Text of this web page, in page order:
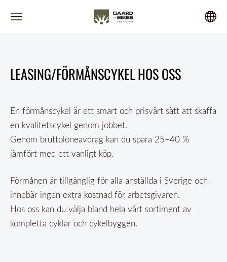
LEASING/FÖRMÅNSCYKEL HOS OSS
En förmånscykel är ett smart och prisvärt sätt att skaffa
en kvalitetscykel genom jobbet.
Genom bruttolöneavdrag kan du spara 25–40 %
jämfört med ett vanligt köp.
Förmånen är tillgänglig för alla anställda i Sverige och
innebär ingen extra kostnad för arbetsgivaren.
Hos oss kan du välja bland hela vårt sortiment av
kompletta cyklar och cykelbyggen.